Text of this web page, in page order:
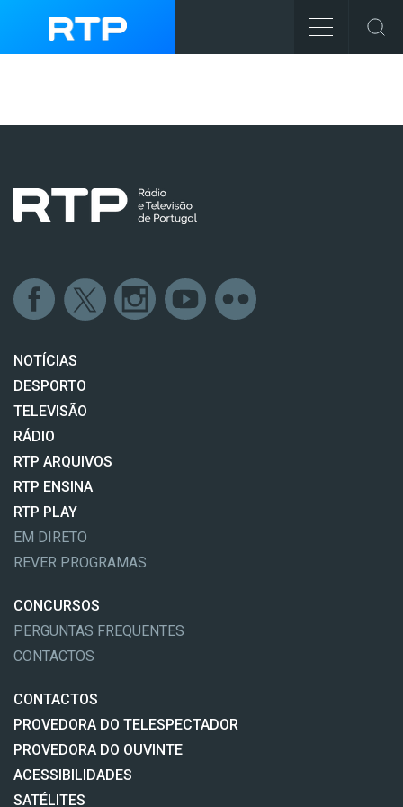
NOTÍCIAS
DESPORTO
TELEVISÃO
RÁDIO
RTP ARQUIVOS
RTP ENSINA
RTP PLAY
EM DIRETO
REVER PROGRAMAS
CONCURSOS
PERGUNTAS FREQUENTES
CONTACTOS
CONTACTOS
PROVEDORA DO TELESPECTADOR
PROVEDORA DO OUVINTE
ACESSIBILIDADES
SATÉLITES